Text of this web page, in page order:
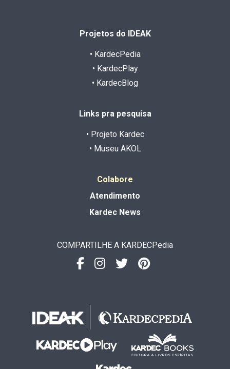
Projetos do IDEAK
• KardecPedia
• KardecPlay
• KardecBlog
Links pra pesquisa
• Projeto Kardec
• Museu AKOL
Colabore
Atendimento
Kardec News
COMPARTILHE A KARDECPedia